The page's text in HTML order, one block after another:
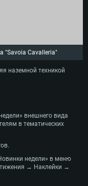
"Savoia Cavalleria"
наземной техникой
внешнего вида
в тематических
недели» в меню
→ Наклейки →